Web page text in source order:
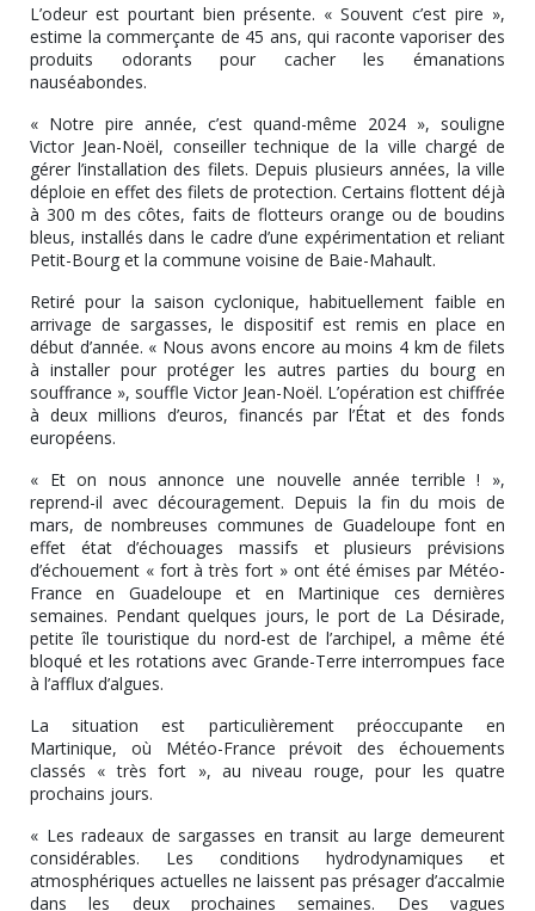
L’odeur est pourtant bien présente. « Souvent c’est pire »,
estime la commerçante de 45 ans, qui raconte vaporiser des
produits odorants pour cacher les émanations
nauséabondes.
« Notre pire année, c’est quand-même 2024 », souligne
Victor Jean-Noël, conseiller technique de la ville chargé de
gérer l’installation des filets. Depuis plusieurs années, la ville
déploie en effet des filets de protection. Certains flottent déjà
à 300 m des côtes, faits de flotteurs orange ou de boudins
bleus, installés dans le cadre d’une expérimentation et reliant
Petit-Bourg et la commune voisine de Baie-Mahault.
Retiré pour la saison cyclonique, habituellement faible en
arrivage de sargasses, le dispositif est remis en place en
début d’année. « Nous avons encore au moins 4 km de filets
à installer pour protéger les autres parties du bourg en
souffrance », souffle Victor Jean-Noël. L’opération est chiffrée
à deux millions d’euros, financés par l’État et des fonds
européens.
« Et on nous annonce une nouvelle année terrible ! »,
reprend-il avec découragement. Depuis la fin du mois de
mars, de nombreuses communes de Guadeloupe font en
effet état d’échouages massifs et plusieurs prévisions
d’échouement « fort à très fort » ont été émises par Météo-
France en Guadeloupe et en Martinique ces dernières
semaines. Pendant quelques jours, le port de La Désirade,
petite île touristique du nord-est de l’archipel, a même été
bloqué et les rotations avec Grande-Terre interrompues face
à l’afflux d’algues.
La situation est particulièrement préoccupante en
Martinique, où Météo-France prévoit des échouements
classés « très fort », au niveau rouge, pour les quatre
prochains jours.
« Les radeaux de sargasses en transit au large demeurent
considérables. Les conditions hydrodynamiques et
atmosphériques actuelles ne laissent pas présager d’accalmie
dans les deux prochaines semaines. Des vagues